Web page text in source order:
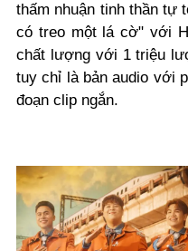
thấm nhuận tinh thần tự
có treo một lá cờ" với
chất lượng với 1 triệu
tuy chỉ là bản audio với
đoạn clip ngắn.